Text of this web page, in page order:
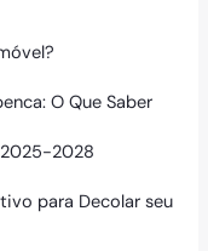
O Que Saber
2025-2028
para Decolar seu